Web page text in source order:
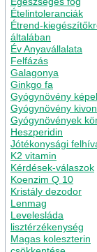
Ételintoleranciák
Étrend-
általában
Év Anyavállalata
Felfázás
Galagonya
Ginkgo fa
Gyógynövény
Gyógynövény
Gyógynövények
Heszperidin
Jótékonysági
K2 vitamin
Kérdések-válaszok
Koenzim Q 10
Kristály dezodor
Lenmag
Levelesláda
lisztérzékenység
Magas koleszterin